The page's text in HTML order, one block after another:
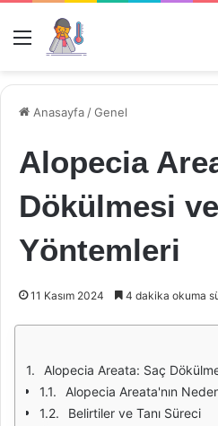
Menü
Anasayfa /Genel
Alopecia
Dökülmesi
Yöntemleri
11 Kasım 2024 4 dakika okuma
Alopecia Areata: Saç
Alopecia Areata'nın
Belirtiler ve Tanı Süreci